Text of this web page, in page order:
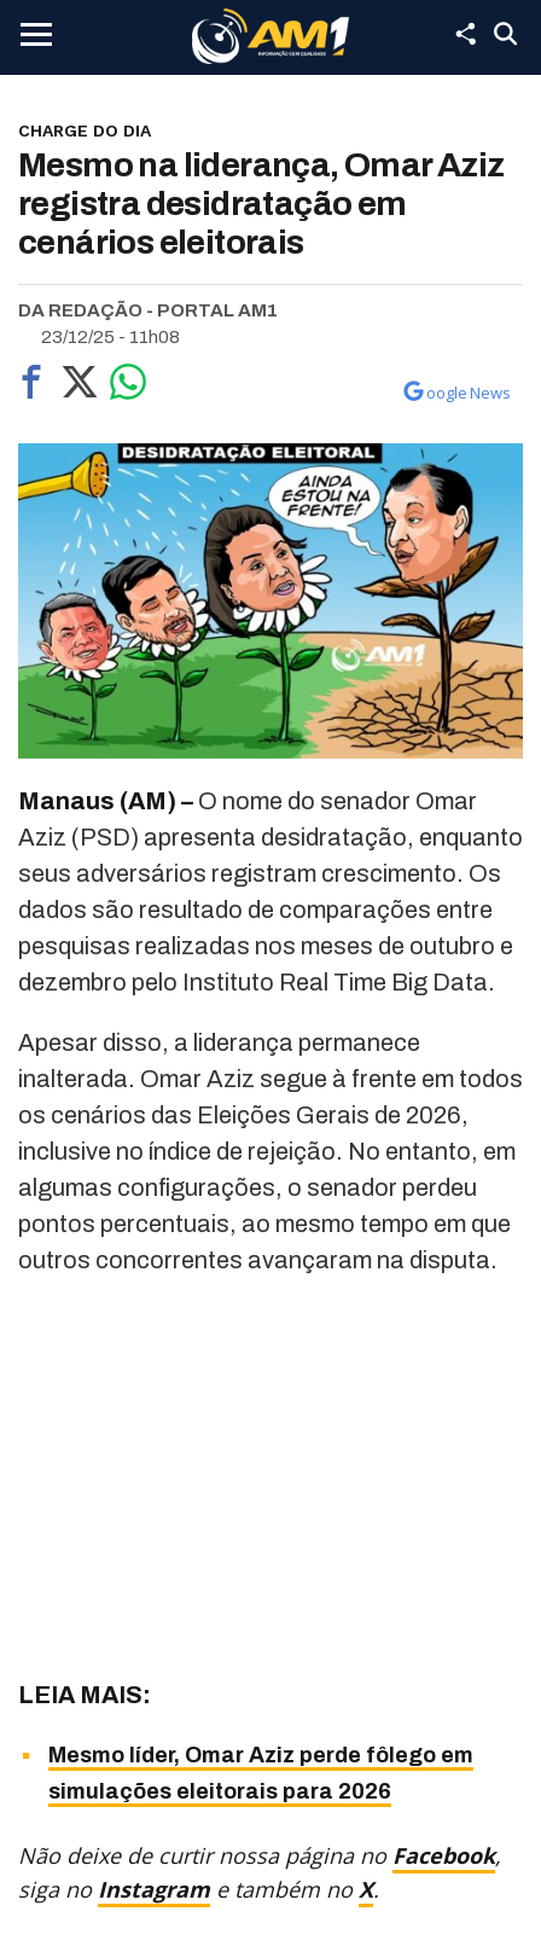
CHARGE DO DIA
Mesmo na liderança, Omar Aziz
registra desidratação em
cenários eleitorais
DA REDAÇÃO - PORTAL AM1
23/12/25 - 11h08
oogle News
Manaus (AM) – O nome do senador Omar
Aziz (PSD) apresenta desidratação, enquanto
seus adversários registram crescimento. Os
dados são resultado de comparações entre
pesquisas realizadas nos meses de outubro e
dezembro pelo Instituto Real Time Big Data.
Apesar disso, a liderança permanece
inalterada. Omar Aziz segue à frente em todos
os cenários das Eleições Gerais de 2026,
inclusive no índice de rejeição. No entanto, em
algumas configurações, o senador perdeu
pontos percentuais, ao mesmo tempo em que
outros concorrentes avançaram na disputa.
LEIA MAIS:
Mesmo líder, Omar Aziz perde fôlego em
simulações eleitorais para 2026
Não deixe de curtir nossa página no Facebook,
siga no Instagram e também noX.